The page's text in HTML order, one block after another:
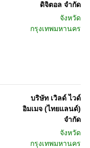
ดิจิตอล จำกัด
จังหวัด
กรุงเทพมหานคร
บริษัท เวิลด์ ไวด์
อิมเมจ (ไทยแลนด์)
จำกัด
จังหวัด
กรุงเทพมหานคร